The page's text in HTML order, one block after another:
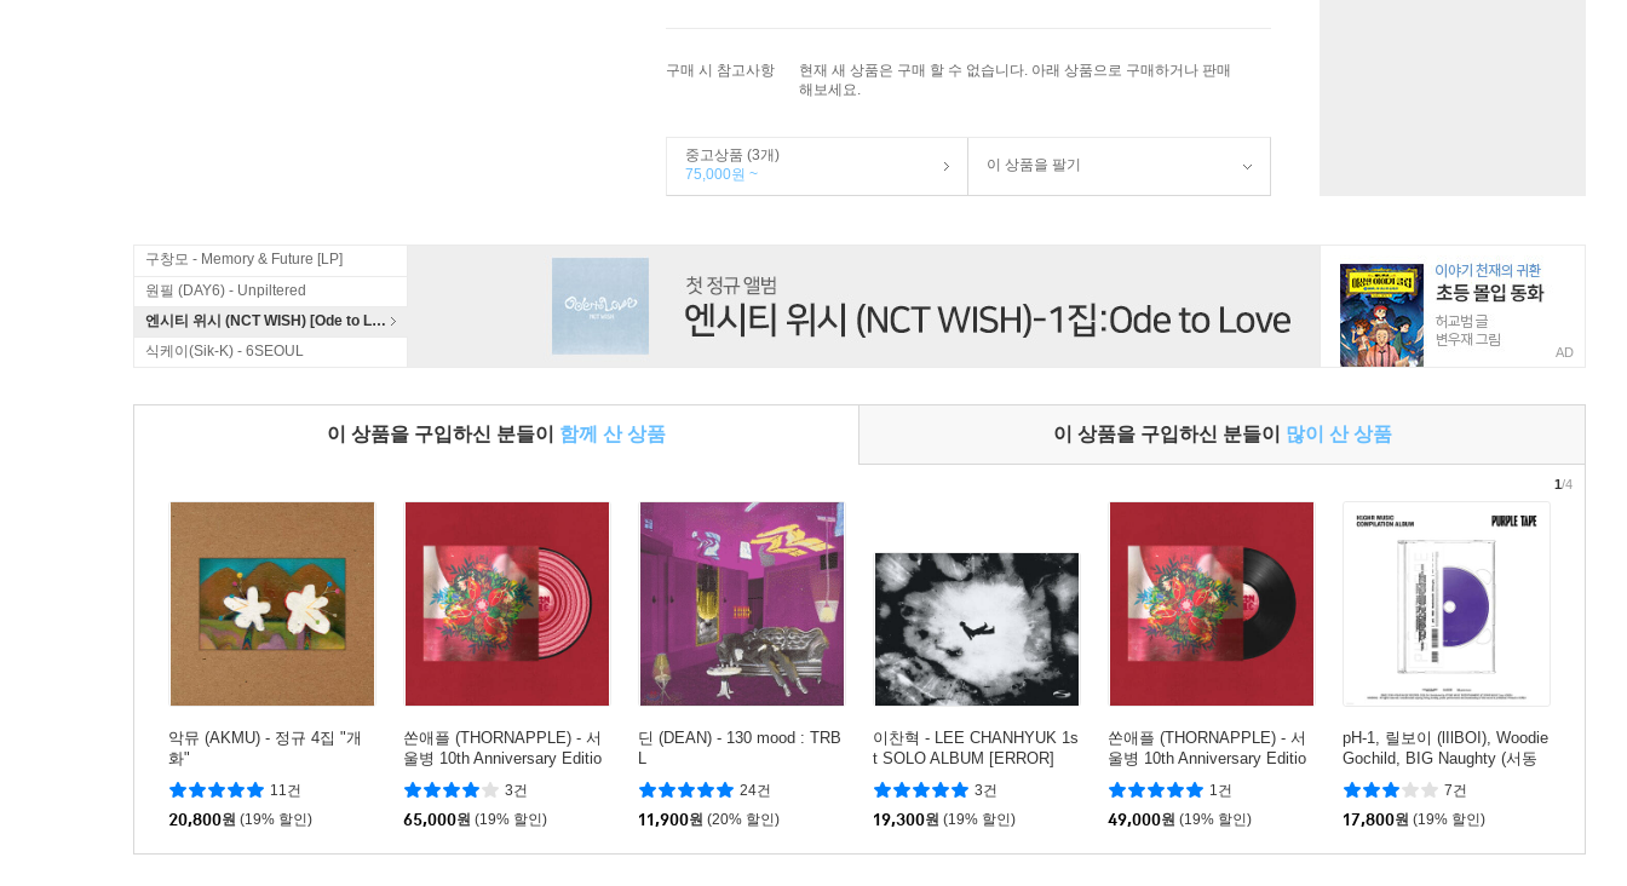
구매 시 참고사항
현재 새 상품은 구매 할 수 없습니다. 아래 상품으로 구매하거나 판매
해보세요.
중고상품 (3개)
75,000원 ~
이 상품을 팔기
구창모 - Memory & Future [LP]
원필 (DAY6) - Unpiltered
엔시티 위시 (NCT WISH) [Ode to Love]
식케이(Sik-K) - 6SEOUL
AD
이 상품을 구입하신 분들이 함께 산 상품 이 상품을 구입하신 분들이 많이 산 상품
악뮤 (AKMU) - 정규 4집 "개
화"
11건
20,800원 (19% 할인)
쏜애플 (THORNAPPLE) - 서
울병 10th Anniversary Editio
n [조에트로프 컬러 LP]
3건
65,000원 (19% 할인)
딘 (DEAN) - 130 mood : TRB
L
24건
11,900원 (20% 할인)
이찬혁 - LEE CHANHYUK 1s
t SOLO ALBUM [ERROR]
3건
19,300원 (19% 할인)
쏜애플 (THORNAPPLE) - 서
울병 10th Anniversary Editio
n [LP]
1건
49,000원 (19% 할인)
pH-1, 릴보이 (lIlBOI), Woodie
Gochild, BIG Naughty (서동
현) - H1GHRMUSIC Compilat
ion [PURPLE TAPE]
7건
17,800원 (19% 할인)
1/4